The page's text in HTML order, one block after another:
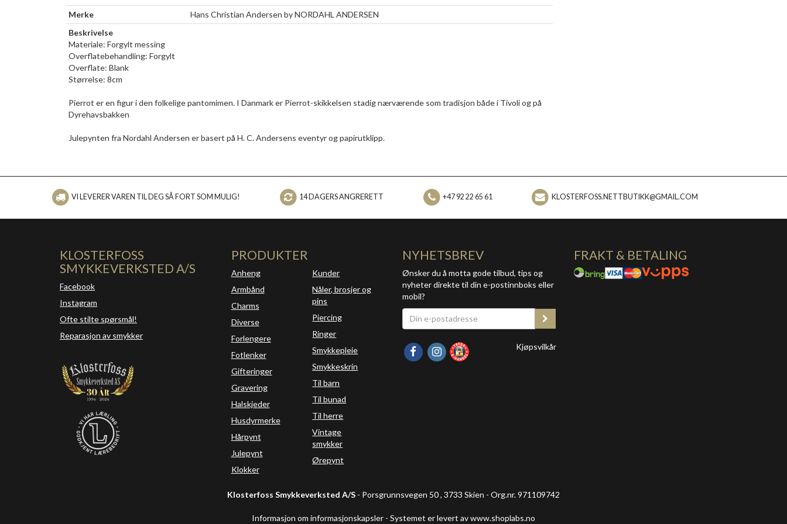
Merke
Hans Christian Andersen by NORDAHL ANDERSEN
Beskrivelse
Materiale: Forgylt messing
Overflatebehandling: Forgylt
Overflate: Blank
Størrelse: 8cm
Pierrot er en figur i den folkelige pantomimen. I Danmark er Pierrot-skikkelsen stadig nærværende som tradisjon både i Tivoli og på
Dyrehavsbakken
Julepynten fra Nordahl Andersen er basert på H. C. Andersens eventyr og papirutklipp.
VI LEVERER VAREN TIL DEG SÅ FORT SOM MULIG! 14 DAGERS ANGRERETT +47 92 22 65 61 KLOSTERFOSS.NETTBUTIKK@GMAIL.COM
KLOSTERFOSS
SMYKKEVERKSTED A/S
Facebook
Instagram
Ofte stilte spørsmål!
Reparasjon av smykker
PRODUKTER
Anheng
Armbånd
Charms
Diverse
Forlengere
Fotlenker
Gifteringer
Gravering
Halskjeder
Husdyrmerke
Hårpynt
Julepynt
Klokker
Kunder
Nåler, brosjer og
pins
Piercing
Ringer
Smykkepleie
Smykkeskrin
Til barn
Til bunad
Til herre
Vintage
smykker
Ørepynt
NYHETSBREV
Ønsker du å motta gode tilbud, tips og
nyheter direkte til din e-postinnboks eller
mobil?
Kjøpsvilkår
FRAKT & BETALING
Klosterfoss Smykkeverksted A/S - Porsgrunnsvegen 50 , 3733 Skien - Org.nr. 971109742
Informasjon om informasjonskapsler - Systemet er levert av www.shoplabs.no